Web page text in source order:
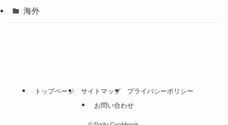
海外
トップページ サイトマップ
プライバシーポリシー
お問い合わせ